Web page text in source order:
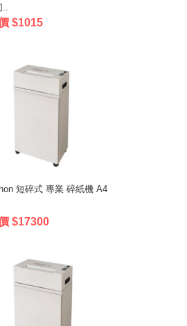
..
$1015
短碎式 專業 碎紙機 A4
$17300